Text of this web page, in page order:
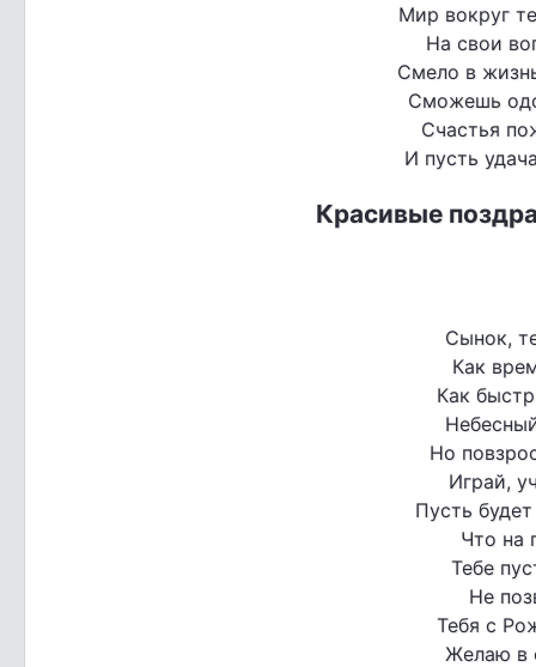
Мир вокруг
На свои
Смело в
Сможешь
Счастья
И пусть
Красивые
Сынок,
Как
Как
Но
Играй,
Пусть
Что на
Тебе
Не
Тебя с
Желаю в